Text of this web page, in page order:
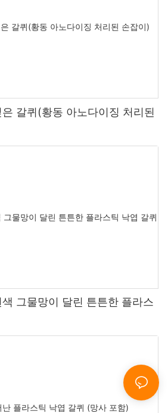
갈퀴(황동 아노다이징 처리된
그물망이 달린 튼튼한 플라스